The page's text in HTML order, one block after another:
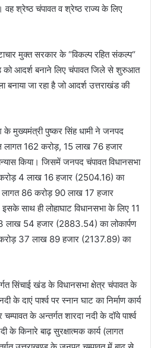
वह श्रेष्ठ चंपावत व श्रेष्ठ राज्य के लिए
मुक्त सरकार के “विकल्प रहित संकल्प“
को आदर्श बनाने लिए चंपावत जिले से शुरुआत
जा रहा है जो आदर्श उत्तराखंड की
मुख्यमंत्री पुष्कर सिंह धामी ने जनपद
162 करोड़, 15 लाख 76 हजार
किया। जिसमें जनपद चंपावत विधानसभा
4 लाख 16 हजार (2504.16) का
लागत 86 करोड़ 90 लाख 17 हजार
साथ ही लोहाघाट विधानसभा के लिए 11
लाख 54 हजार (2883.54) का लोकार्पण
37 लाख 89 हजार (2137.89) का
सिंचाई खंड के विधानसभा क्षेत्र चंपावत के
के दाएं पार्श्व पर स्नान घाट का निर्माण कार्य
के अन्तर्गत शारदा नदी के दॉये पार्श्व
के किनारे बाढ़ सुरक्षात्मक कार्य (लागत